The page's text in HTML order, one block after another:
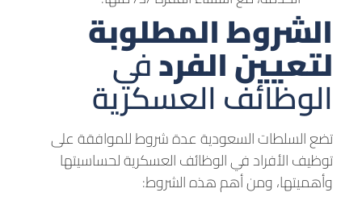
الشروط المطلوبة
لتعيين الفردفي
الوظائف العسكرية
تضع السلطات السعودية عدة شروط للموافقة على
توظيف الأفراد في الوظائف العسكرية لحساسيتها
وأهميتها، ومن أهم هذه الشروط: